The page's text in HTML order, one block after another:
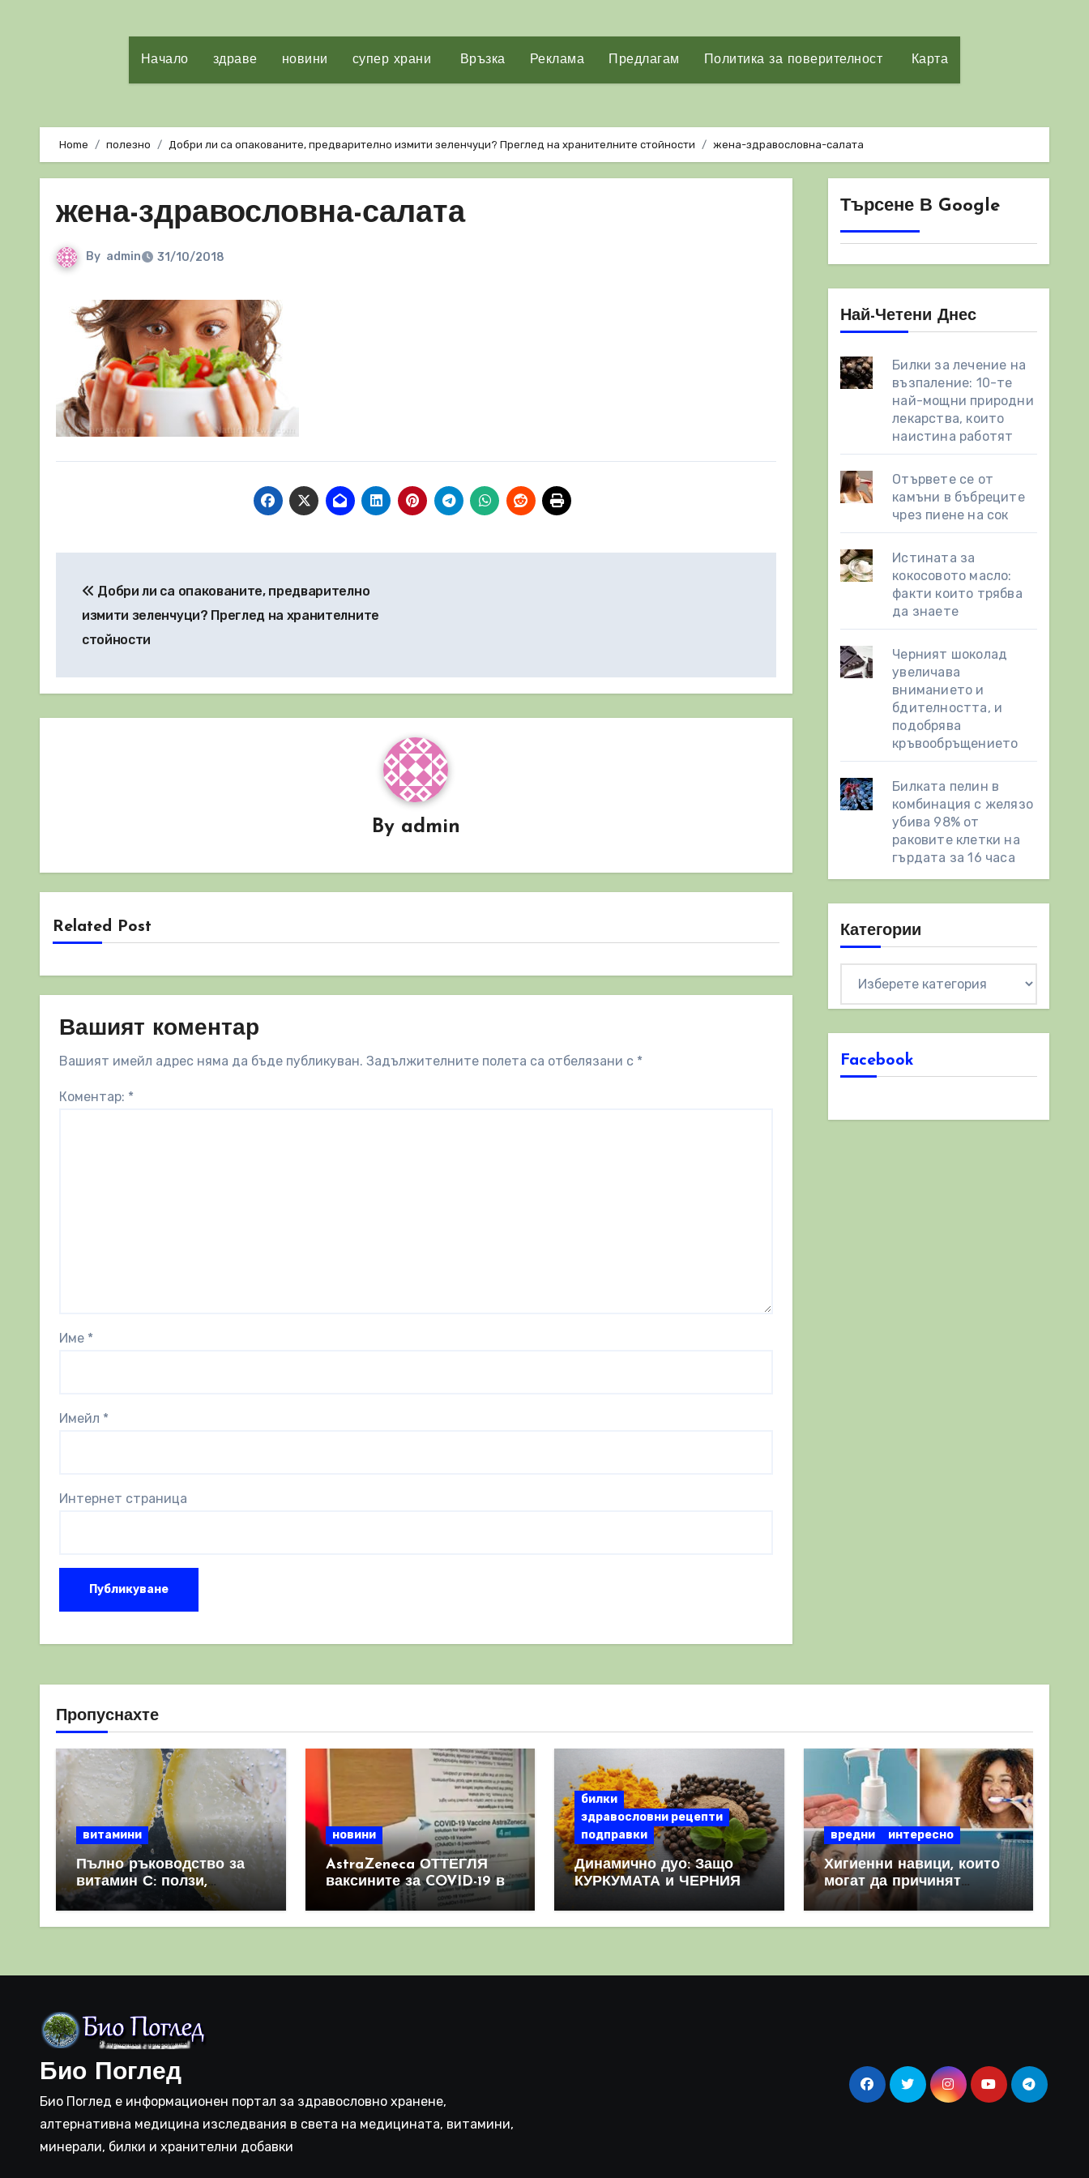
Начало здраве новини супер храни Връзка Реклама Предлагам Политика за поверителност Карта
Home полезно Добри ли са опакованите, предварително измити зеленчуци? Преглед на хранителните стойности жена-здравословна-салата
жена-здравословна-салата
By admin 31/10/2018
Добри ли са опакованите, предварително
измити зеленчуци? Преглед на хранителните
стойности
By admin
Related Post
Вашият коментар
Вашият имейл адрес няма да бъде публикуван. Задължителните полета са отбелязани с *
Коментар: *
Име *
Имейл *
Интернет страница
Търсене В Google
Най-Четени Днес
Билки за лечение на
възпаление: 10-те
най-мощни природни
лекарства, които
наистина работят
Отървете се от
камъни в бъбреците
чрез пиене на сок
Истината за
кокосовото масло:
факти които трябва
да знаете
Черният шоколад
увеличава
вниманието и
бдителността, и
подобрява
кръвообръщението
Билката пелин в
комбинация с желязо
убива 98% от
раковите клетки на
гърдата за 16 часа
Категории
Facebook
Пропуснахте
витамини
Пълно ръководство за
витамин С: ползи,
източници и защо е
важен за имунната
новини
AstraZeneca ОТТЕГЛЯ
ваксините за COVID-19 в
световен мащаб, след
като призна, че те
билки
здравословни рецепти
подправки
Динамично дуо: Защо
КУРКУМАТА и ЧЕРНИЯ
комбинация
вредни интересно
Хигиенни навици, които
могат да причинят
повече вреда, отколкото
полза
Био Поглед
Био Поглед е информационен портал за здравословно хранене,
алтернативна медицина изследвания в света на медицината, витамини,
минерали, билки и хранителни добавки